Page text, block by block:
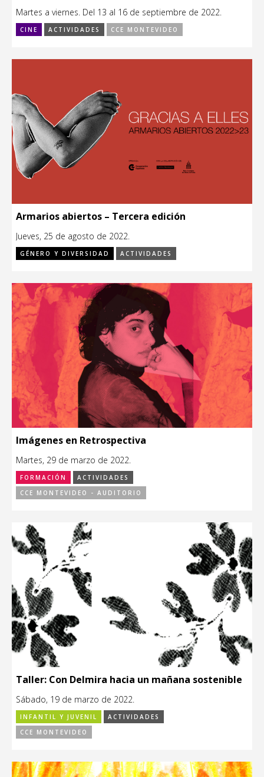
Martes a viernes. Del 13 al 16 de septiembre de 2022.
CINE ACTIVIDADES CCE MONTEVIDEO
Armarios abiertos – Tercera edición
Jueves, 25 de agosto de 2022.
GÉNERO Y DIVERSIDAD ACTIVIDADES
Imágenes en Retrospectiva
Martes, 29 de marzo de 2022.
FORMACIÓN
ACTIVIDADES
CCE MONTEVIDEO - AUDITORIO
Taller: Con Delmira hacia un mañana sostenible
Sábado, 19 de marzo de 2022.
INFANTIL Y JUVENIL
ACTIVIDADES
CCE MONTEVIDEO